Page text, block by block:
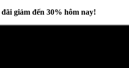
giảm đến 30% hôm nay!